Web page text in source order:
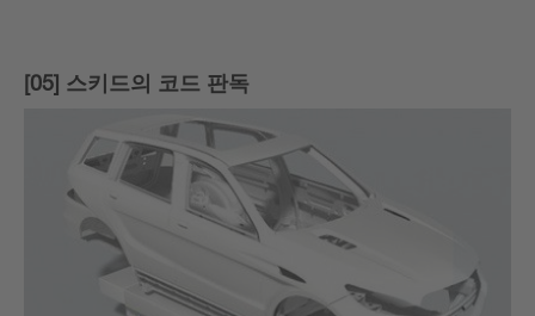
[05] 스키드의 코드 판독